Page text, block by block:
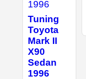
Tuning
Toyota
Mark II
X90
Sedan
1996